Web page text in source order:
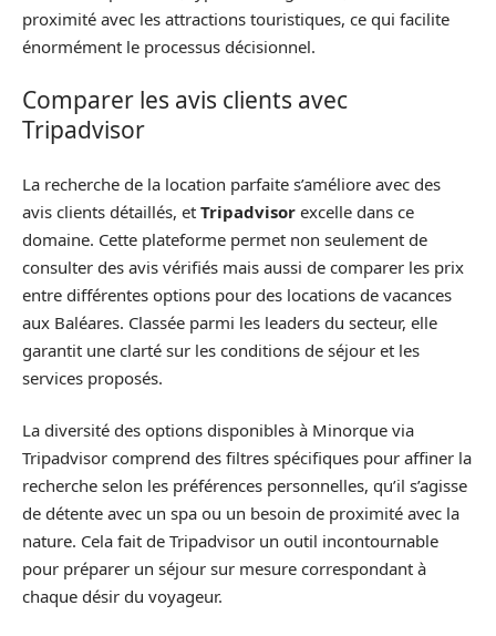
proximité avec les attractions touristiques, ce qui facilite
énormément le processus décisionnel.
Comparer les avis clients avec
Tripadvisor
La recherche de la location parfaite s’améliore avec des
avis clients détaillés, et Tripadvisor excelle dans ce
domaine. Cette plateforme permet non seulement de
consulter des avis vérifiés mais aussi de comparer les prix
entre différentes options pour des locations de vacances
aux Baléares. Classée parmi les leaders du secteur, elle
garantit une clarté sur les conditions de séjour et les
services proposés.
La diversité des options disponibles à Minorque via
Tripadvisor comprend des filtres spécifiques pour affiner la
recherche selon les préférences personnelles, qu’il s’agisse
de détente avec un spa ou un besoin de proximité avec la
nature. Cela fait de Tripadvisor un outil incontournable
pour préparer un séjour sur mesure correspondant à
chaque désir du voyageur.